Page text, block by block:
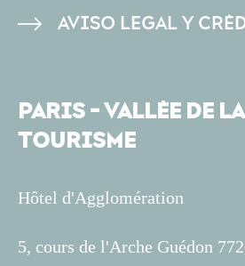
AVISO LEGAL Y
PARIS - VALLÉE DE
TOURISME
Hôtel d'Agglomération
5, cours de l'Arche Guédon